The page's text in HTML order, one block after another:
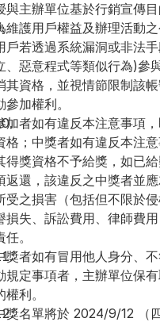
與主辦單位基於行銷宣傳目
維護用戶權益及辦理活動
戶若透過系統漏洞或非法
、惡意程式等類似行為)參
其資格，並視情節限制該
參加權利。
加者如有違反本注意事項
格；中獎者如有違反本注
得獎資格不予給獎，如已
返還，該違反之中獎者並
受之損害（包括但不限於
損失、訴訟費用、律師費
任。
獎者如有冒用他人身分、
規定事項者，主辦單位保
權利。
獎名單將於 2024/9/12 （